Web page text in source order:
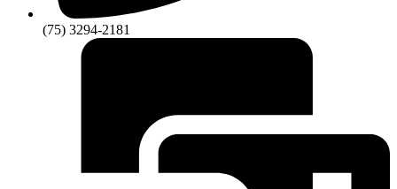
(75) 3294-2181